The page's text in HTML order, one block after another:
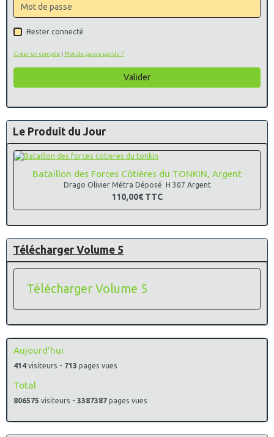
Rester connecté
Créer un compte | Mot de passe perdu ?
Valider
Le Produit du Jour
Bataillon des Forces Côtières du TONKIN, Argent
Drago Olivier Métra Déposé H 307 Argent
110,00€ TTC
Télécharger Volume 5
Télécharger Volume 5
Aujourd'hui
414 visiteurs - 713 pages vues
Total
806575 visiteurs - 3387387 pages vues